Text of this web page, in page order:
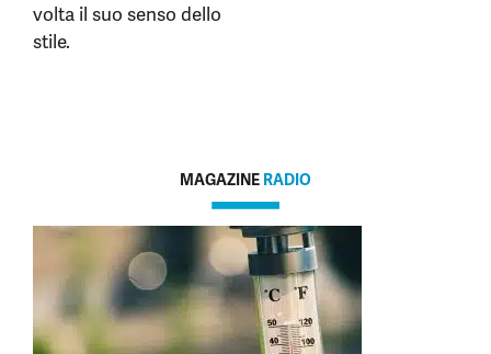
volta il suo senso dello
stile.
MAGAZINE RADIO